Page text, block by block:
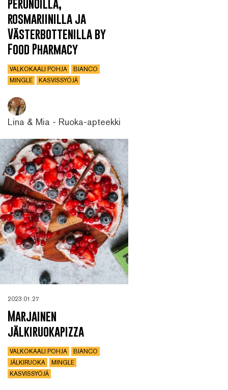
perunoilla,
rosmariinilla ja
Västerbottenilla by
Food Pharmacy
VALKOKAALI POHJA
BIANCO
MINGLE
KASVISSYÖJÄ
Lina & Mia - Ruoka-apteekki
2023.01.27
Marjainen
jälkiruokapizza
VALKOKAALI POHJA
BIANCO
JÄLKIRUOKA
MINGLE
KASVISSYÖJÄ